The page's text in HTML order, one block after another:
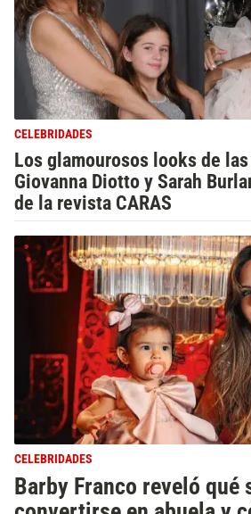
CELEBRIDADES
Los glamourosos looks de
Giovanna Diotto y Sarah
de la revista CARAS
CELEBRIDADES
Barby Franco reveló qué